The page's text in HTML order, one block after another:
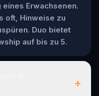
eines Erwachsenen.
oft, Hinweise zu
Duo bietet
auf bis zu 5.
+